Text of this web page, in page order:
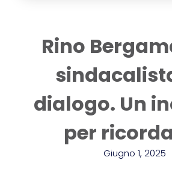
Rino
dialogo. Un
per
Giugno 1, 2025